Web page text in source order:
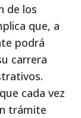
de los
que, a
podrá
carrera
cada vez
trámite